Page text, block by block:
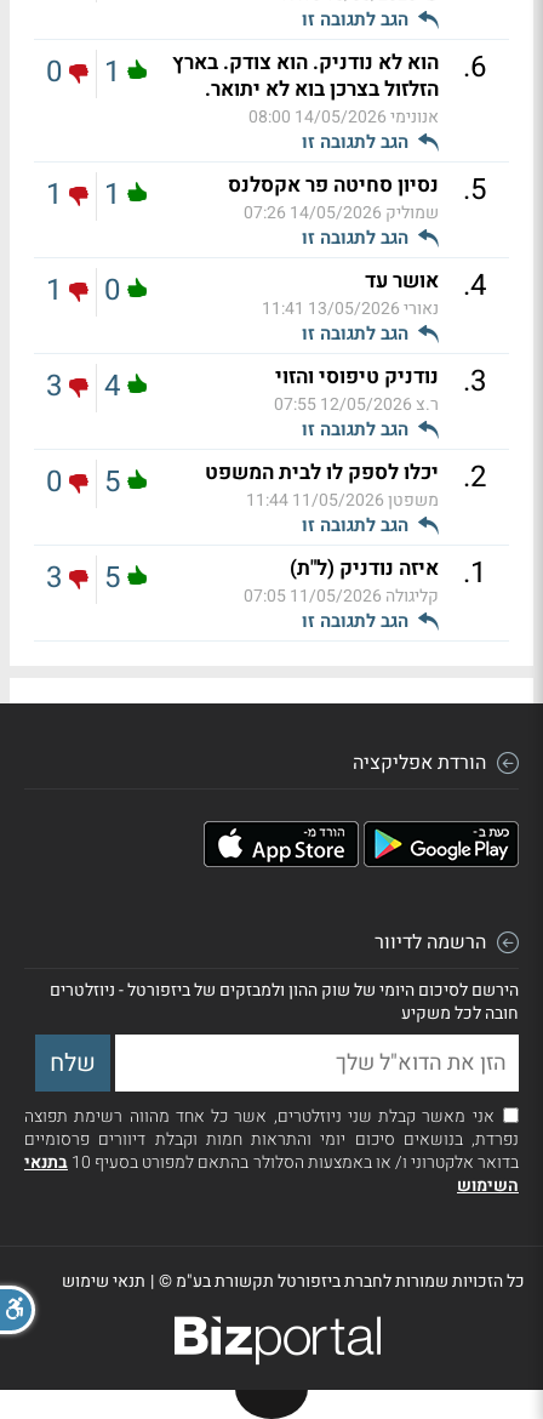
הגב לתגובה זו
6
.
הוא לא נודניק. הוא צודק. בארץ
הזלזול בצרכן בוא לא יתואר.
אנונימי14/05/2026 08:00
הגב לתגובה זו
1
0
5
. נסיון סחיטה פר אקסלנס
שמוליק 14/05/2026 07:26
הגב לתגובה זו
1
1
4
. אושר עד
נאורי13/05/2026 11:41
הגב לתגובה זו
0
1
3
. נודניק טיפוסי והזוי
ר.צ 12/05/2026 07:55
הגב לתגובה זו
4
3
2
. יכלו לספק לו לבית המשפט
משפטן11/05/2026 11:44
הגב לתגובה זו
5
0
1
. איזה נודניק (ל"ת)
קליגולה 11/05/2026 07:05
הגב לתגובה זו
5
3
הורדת אפליקציה
הרשמה לדיוור
הירשם לסיכום היומי של שוק ההון ולמבזקים של ביזפורטל - ניוזלטרים
חובה לכל משקיע
אני מאשר קבלת שני ניוזלטרים, אשר כל אחד מהווה רשימת תפוצה
נפרדת, בנושאים סיכום יומי והתראות חמות וקבלת דיוורים פרסומיים
בדואר אלקטרוני ו/ או באמצעות הסלולר בהתאם למפורט בסעיף 10
בתנאי
השימוש
כל הזכויות שמורות לחברת ביזפורטל תקשורת בע"מ ©| תנאי שימוש